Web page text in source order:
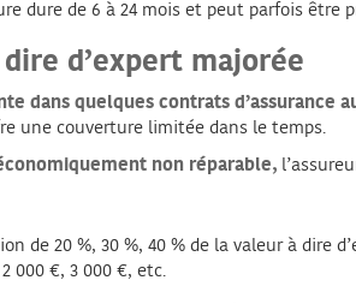
dure de 6 à 24 mois et peut parfois
d’expert majorée
dans quelques contrats d’assurance
une couverture limitée dans le temps.
non réparable,
de 20 %, 30 %, 40 % de la valeur à dire
000 €, 3 000 €, etc.